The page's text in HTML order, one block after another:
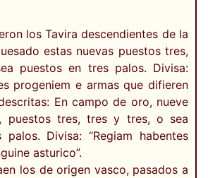
los Tavira descendientes de la
estas nuevas puestos tres,
puestos en tres palos. Divisa:
progeniem e armas que difieren
En campo de oro, nueve
puestos tres, tres y tres, o sea
Divisa: “Regiam habentes
asturico”.
los de origen vasco, pasados a